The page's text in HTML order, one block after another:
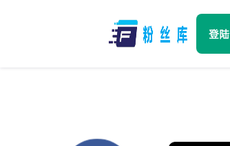
登陆